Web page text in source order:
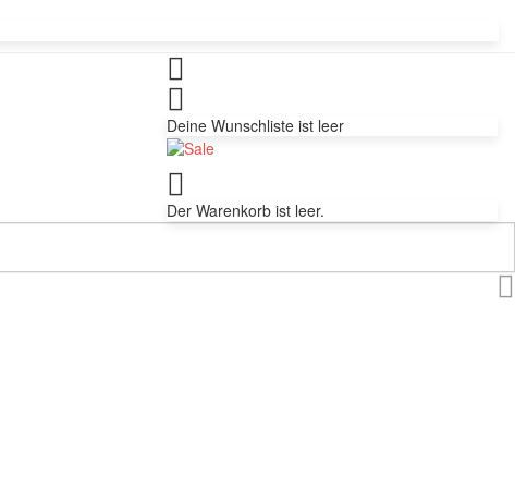
Deine Wunschliste ist leer
Der Warenkorb ist leer.